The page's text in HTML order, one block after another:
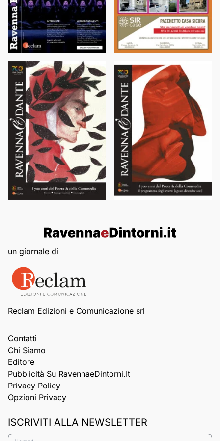
un giornale di
Reclam Edizioni e Comunicazione srl
Contatti
Chi Siamo
Editore
Pubblicità Su RavennaeDintorni.it
Privacy Policy
Opzioni Privacy
ISCRIVITI ALLA NEWSLETTER
Nome*